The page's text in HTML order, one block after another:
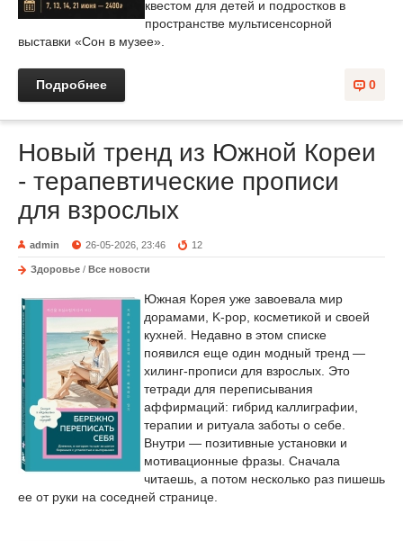
квестом для детей и подростков в
пространстве мультисенсорной
выставки «Сон в музее».
0
Подробнее
Новый тренд из Южной Кореи
- терапевтические прописи
для взрослых
admin 26-05-2026, 23:46 12
Здоровье / Все новости
Южная Корея уже завоевала мир
дорамами, K-pop, косметикой и своей
кухней. Недавно в этом списке
появился еще один модный тренд —
хилинг-прописи для взрослых. Это
тетради для переписывания
аффирмаций: гибрид каллиграфии,
терапии и ритуала заботы о себе.
Внутри — позитивные установки и
мотивационные фразы. Сначала
читаешь, а потом несколько раз пишешь
ее от руки на соседней странице.